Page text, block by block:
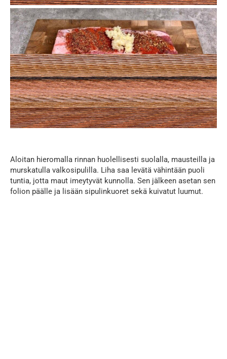
Aloitan hieromalla rinnan huolellisesti suolalla, mausteilla ja
murskatulla valkosipulilla. Liha saa levätä vähintään puoli
tuntia, jotta maut imeytyvät kunnolla. Sen jälkeen asetan sen
folion päälle ja lisään sipulinkuoret sekä kuivatut luumut.